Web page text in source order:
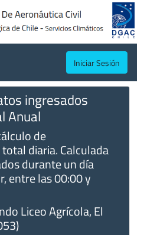
Iniciar Sesión
ingresados
Anual
de
diaria. Calculada
durante un día
entre las 00:00 y
Liceo Agrícola, El